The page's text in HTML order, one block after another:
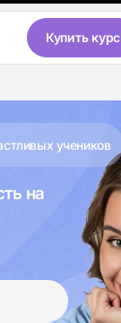
Купить курс
учеников
на